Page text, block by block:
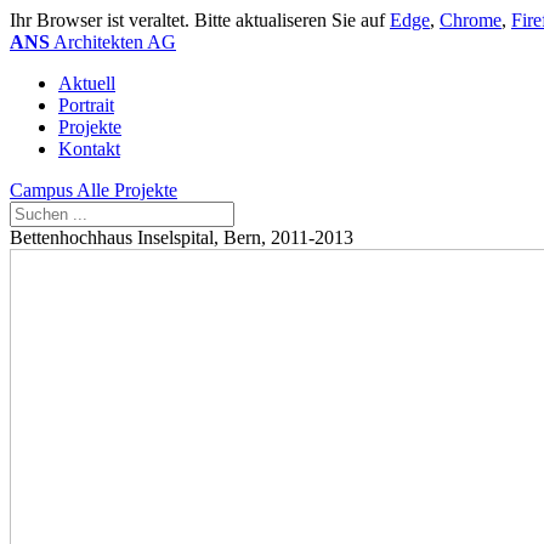
Ihr Browser ist veraltet. Bitte aktualiseren Sie aufEdge, Chrome,
ANS Architekten AG
Aktuell
Portrait
Projekte
Kontakt
Campus Alle Projekte
Bettenhochhaus Inselspital, Bern, 2011-2013